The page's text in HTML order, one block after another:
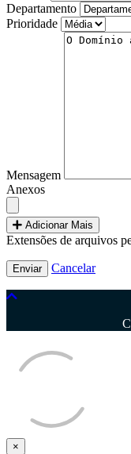
Departamento
Prioridade
Mensagem
Anexos
Adicionar Mais
Extensões de arquivos
Cancelar
×